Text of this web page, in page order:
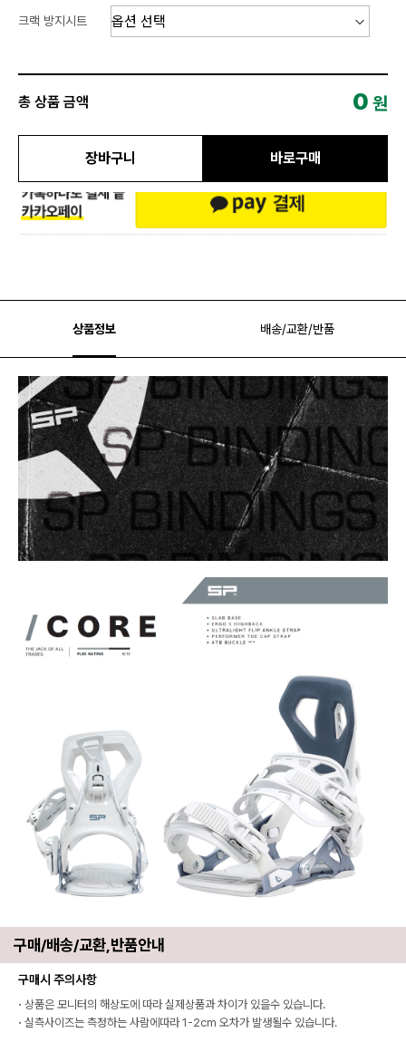
크랙 방지시트
총 상품 금액 0 원
장바구니 바로구매
상품정보 배송/교환/반품
구매/배송/교환,반품안내
구매시 주의사항
· 상품은 모니터의 해상도에 따라 실제상품과 차이가 있을수 있습니다.
· 실측사이즈는 측정하는 사람에따라 1-2cm 오차가 발생될수 있습니다.